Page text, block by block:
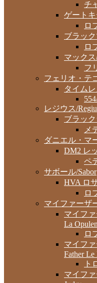
チ
ゲートキ
ロ
ブラッ
ロ
マック
フ
フェリオ・テ
タイムレ
レジウス/
ブラッ
メ
ダニエル・マ
DM2 レ
ペ
サボール/Sabor
HVA ロ
ロ
マイファーザ
マイフ
La
ロ
マイフ
Father
ト
マイフ